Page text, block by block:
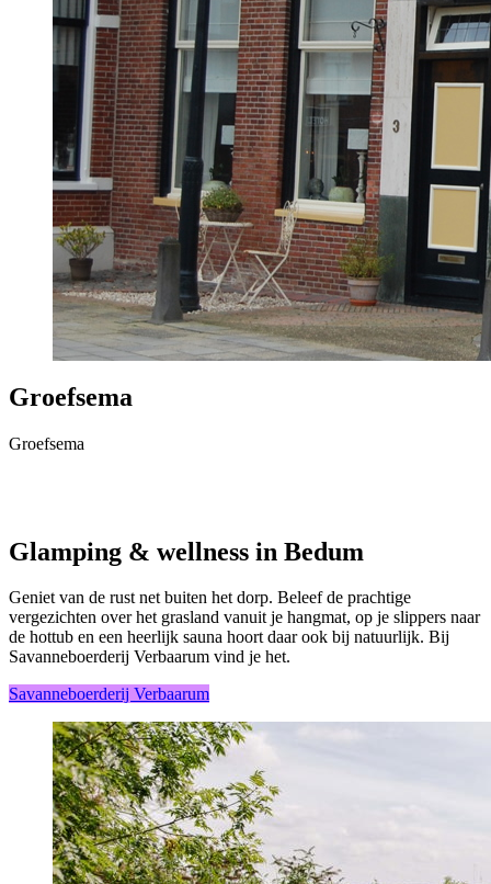
Groefsema
Groefsema
Glamping & wellness in Bedum
Geniet van de rust net buiten het dorp. Beleef de prachtige
vergezichten over het grasland vanuit je hangmat, op je slippers naar
de hottub en een heerlijk sauna hoort daar ook bij natuurlijk. Bij
Savanneboerderij Verbaarum vind je het.
Savanneboerderij Verbaarum